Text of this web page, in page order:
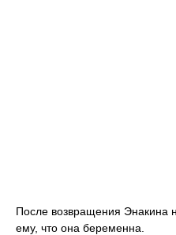
После возвращения Энакина
ему, что она беременна.